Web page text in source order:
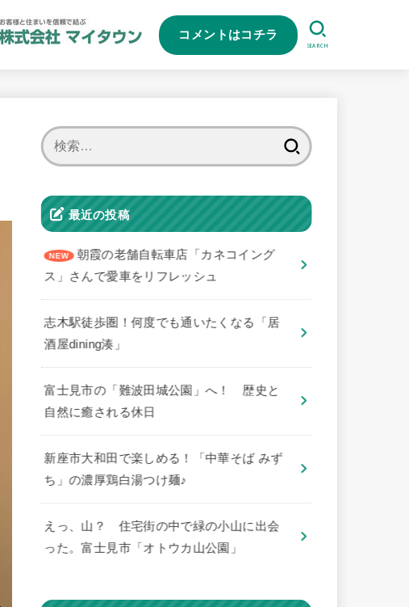
コメントはコチラ
SEARCH
最近の投稿
朝霞の老舗自転車店「カネコイング
ス」さんで愛車をリフレッシュ
志木駅徒歩圏！何度でも通いたくなる「居
酒屋dining湊」
​富士見市の「難波田城公園」へ！ 歴史と
自然に癒される休日
新座市大和田で楽しめる！「中華そば みず
ち」の濃厚鶏白湯つけ麺♪
えっ、山？ 住宅街の中で緑の小山に出会
った。富士見市「オトウカ山公園」